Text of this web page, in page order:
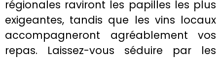
régionales raviront les papilles les plus
exigeantes, tandis que les vins locaux
accompagneront agréablement vos
repas. Laissez-vous séduire par les